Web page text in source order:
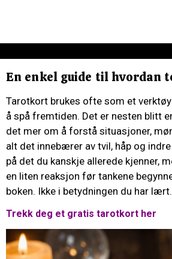
En enkel guide til hvordan
Tarotkort brukes ofte som et
å spå fremtiden. Det er nesten blitt
det mer om å forstå situasjoner,
alt det innebærer av tvil, håp og
på det du kanskje allerede kjenner,
en liten reaksjon før tankene
boken. Ikke i betydningen du har
Trekk deg et gratis tarotkort her